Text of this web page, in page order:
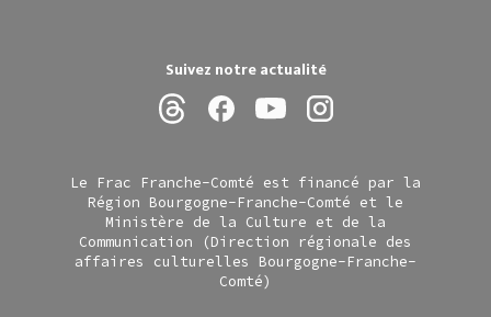
Suivez notre actualité
Le Frac Franche-Comté est financé par la
Région Bourgogne-Franche-Comté et le
Ministère de la Culture et de la
Communication (Direction régionale des
affaires culturelles Bourgogne-Franche-
Comté)